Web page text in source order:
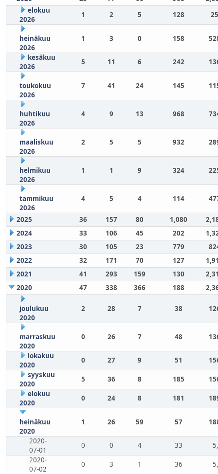
elokuu
2026
1 2 5 128
heinäkuu
2026
1 3 0 158
kesäkuu
2026
5 11 6 242
toukokuu
2026
7 41 24 145
huhtikuu
2026
4 9 13 968
maaliskuu
2026
2 5 5 932
helmikuu
2026
1 1 9 324
tammikuu
2026
4 5 4 114
2025 36 157 80 1,080
2024
33 106 45 202
2023
30 105 23 779
2022
32 171 70 127
2021
41 293 159 130
2020
47 338 366 188
joulukuu
2020
2 28 7 38
marraskuu
2020
0 26 7 48
lokakuu
2020
0 27 9 51
syyskuu
2020
5 36 8 185
elokuu
2020
0 24 8 181
heinäkuu
2020
1 26 59 57
2020-
07-01
0 0 4 33
2020-
07-02
0 3 1 36